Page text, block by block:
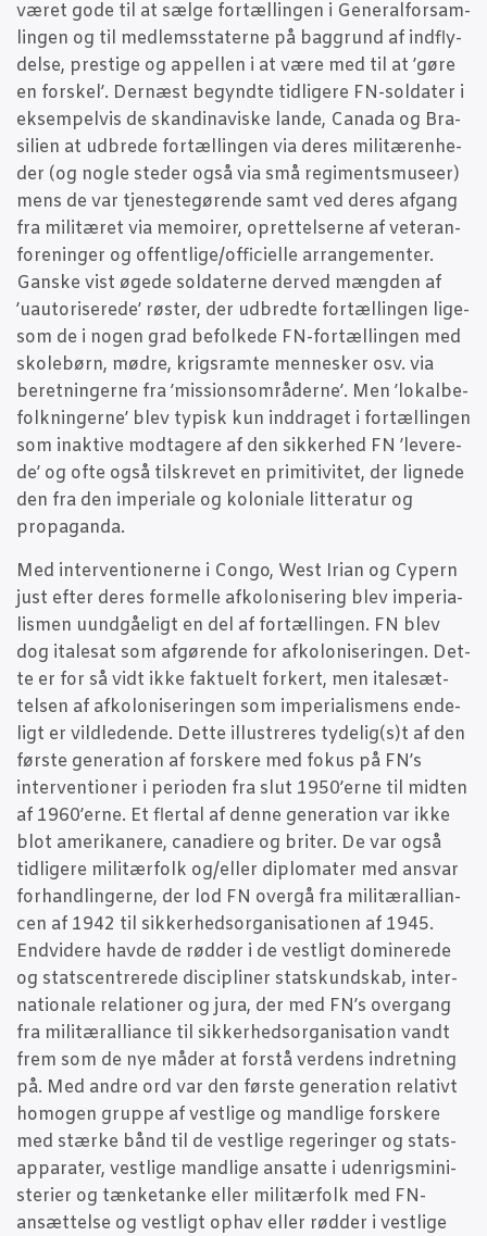
været gode til at sæl­ge for­tæl­lin­gen i Gene­ral­for­sam­
lin­gen og til med­lem­s­sta­ter­ne på bag­grund af ind­fly­
del­se, pre­sti­ge og appel­len i at være med til at ’gøre
en for­skel’. Der­næst begynd­te tid­li­ge­re FN-sol­da­ter i
eksem­pel­vis de skan­di­na­vi­ske lan­de, Cana­da og Bra­
si­li­en at udbre­de for­tæl­lin­gen via deres mili­tæ­ren­he­
der (og nog­le ste­der også via små regi­ments­mu­se­er)
mens de var tje­ne­s­te­gø­ren­de samt ved deres afgang
fra mili­tæ­ret via memoi­rer, opret­tel­ser­ne af vete­ran­
for­e­nin­ger og offentlige/officielle arran­ge­men­ter.
Gan­ske vist øge­de sol­da­ter­ne der­ved mæng­den af
’uau­to­ri­se­re­de’ røster, der udbred­te for­tæl­lin­gen lige­
som de i nogen grad befol­ke­de FN-for­tæl­lin­gen med
sko­lebørn, mødre, krigs­ram­te men­ne­sker osv. via
beret­nin­ger­ne fra ’mis­sions­om­rå­der­ne’. Men ’lokal­be­
folk­nin­ger­ne’ blev typisk kun ind­dra­get i for­tæl­lin­gen
som inak­ti­ve mod­ta­ge­re af den sik­ker­hed FN ’leve­re­
de’ og ofte også til­skre­vet en pri­mi­ti­vi­tet, der lig­ne­de
den fra den impe­ri­a­le og kolo­ni­a­le lit­te­ra­tur og
propaganda.
Med inter­ven­tio­ner­ne i Congo, West Iri­an og Cypern
just efter deres for­mel­le afko­lo­ni­se­ring blev impe­ri­a­
lis­men uund­gå­e­ligt en del af for­tæl­lin­gen. FN blev
dog ita­le­sat som afgø­ren­de for afko­lo­ni­se­rin­gen. Det­
te er for så vidt ikke fak­tu­elt for­kert, men ita­le­sæt­
tel­sen af afko­lo­ni­se­rin­gen som impe­ri­a­lis­mens ende­
ligt er vild­le­den­de. Det­te illu­stre­res tydelig(s)t af den
før­ste gene­ra­tion af for­ske­re med fokus på FN’s
inter­ven­tio­ner i peri­o­den fra slut 1950’erne til mid­ten
af 1960’erne. Et fler­tal af den­ne gene­ra­tion var ikke
blot ame­ri­ka­ne­re, cana­di­e­re og bri­ter. De var også
tid­li­ge­re mili­tær­folk og/eller diplo­ma­ter med ansvar
for­hand­lin­ger­ne, der lod FN over­gå fra mili­tæral­li­an­
cen af 1942 til sik­ker­heds­or­ga­ni­sa­tio­nen af 1945.
End­vi­de­re hav­de de rød­der i de vest­ligt domi­ne­re­de
og stats­cen­tre­re­de disci­pli­ner statskund­skab, inter­
na­tio­na­le rela­tio­ner og jura, der med FN’s over­gang
fra mili­tæral­li­an­ce til sik­ker­heds­or­ga­ni­sa­tion vandt
frem som de nye måder at for­stå ver­dens indret­ning
på. Med andre ord var den før­ste gene­ra­tion rela­tivt
homo­gen grup­pe af vest­li­ge og mand­li­ge for­ske­re
med stær­ke bånd til de vest­li­ge rege­rin­ger og stats­
ap­pa­ra­ter, vest­li­ge mand­li­ge ansat­te i uden­rigs­mi­ni­
ste­ri­er og tæn­ket­an­ke eller mili­tær­folk med FN-
ansæt­tel­se og vest­ligt ophav eller rød­der i vest­li­ge